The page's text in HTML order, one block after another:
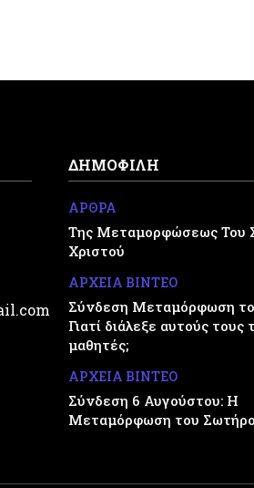
ΔΗΜΟΦΙΛΗ
ΑΡΘΡΑ
Της Μεταμορφώσεως Του
Χριστού
ΑΡΧΕΙΑ ΒΙΝΤΕΟ
Σύνδεση Μεταμόρφωση
Γιατί διάλεξε αυτούς τους
μαθητές;
ΑΡΧΕΙΑ ΒΙΝΤΕΟ
Σύνδεση 6 Αυγούστου: Η
Μεταμόρφωση του